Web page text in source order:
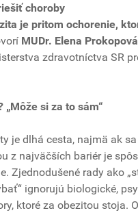
choroby
je pritom ochorenie,
MUDr. Elena Prokopová
zdravotníctva SR
„Môže si za to sám“
je dlhá cesta, najmä ak
z najväčších bariér je
Zjednodušené rady ako
ignorujú biologické,
ktoré za obezitou stoja.